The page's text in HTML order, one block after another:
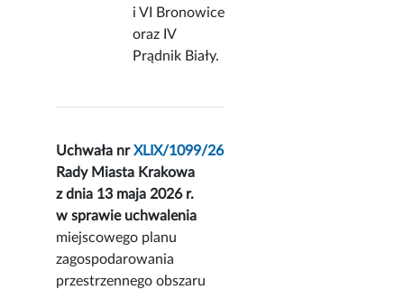
i VI Bronowice
oraz IV
Prądnik Biały.
Uchwała nrXLIX/1099/26
Rady Miasta Krakowa
z dnia 13 maja 2026 r.
w sprawie uchwalenia
miejscowego planu
zagospodarowania
przestrzennego obszaru